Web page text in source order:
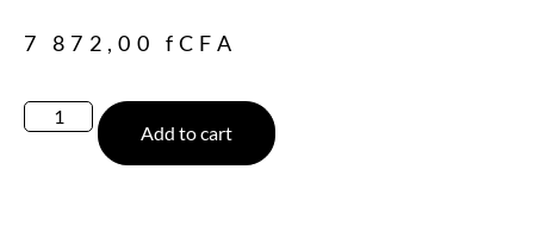
7 872,00 fCFA
Add to cart